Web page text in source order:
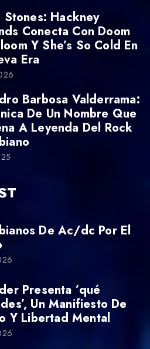
Stones: Hackney
Conecta Con Doom
Y She’s So Cold En
Era
Barbosa Valderrama:
De Un Nombre Que
A Leyenda Del Rock
De Ac/dc Por El
Presenta ’qué
Un Manifiesto De
Y Libertad Mental